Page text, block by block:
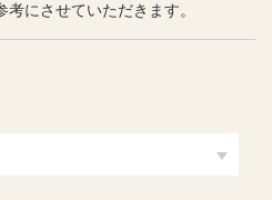
にさせていただきます。